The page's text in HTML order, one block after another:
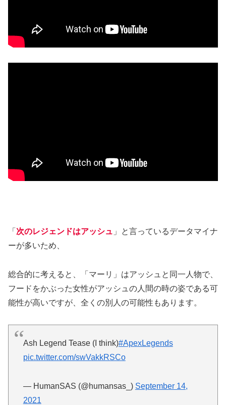
「 次のレジェンドはアッシュ 」と言っているデータマイナ
ーが多いため、
総合的に考えると、「マーリ」はアッシュと同一人物で、
フードをかぶった女性がアッシュの人間の時の姿である可
能性が高いですが、全くの別人の可能性もあります。
Ash Legend Tease (I think)#ApexLegends
pic.twitter.com/swVakkRSCo
— HumanSAS (@humansas_) September 14,
2021